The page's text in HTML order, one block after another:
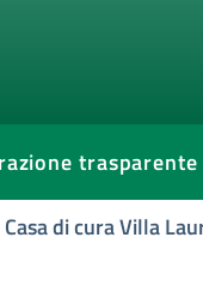
trasparente
Casa di cura Villa